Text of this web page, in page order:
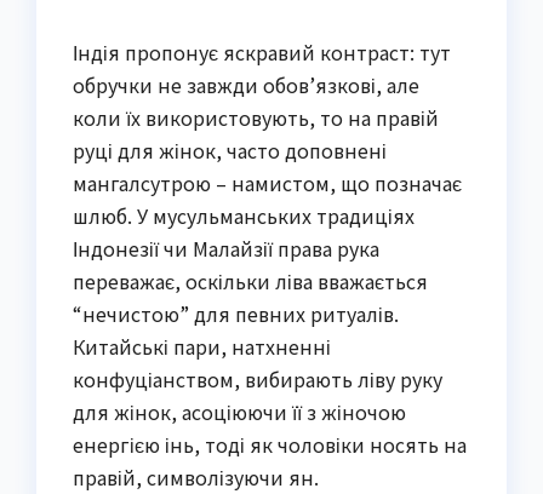
Індія пропонує яскравий контраст: тут
обручки не завжди обов’язкові, але
коли їх використовують, то на правій
руці для жінок, часто доповнені
мангалсутрою – намистом, що позначає
шлюб. У мусульманських традиціях
Індонезії чи Малайзії права рука
переважає, оскільки ліва вважається
“нечистою” для певних ритуалів.
Китайські пари, натхненні
конфуціанством, вибирають ліву руку
для жінок, асоціюючи її з жіночою
енергією інь, тоді як чоловіки носять на
правій, символізуючи ян.